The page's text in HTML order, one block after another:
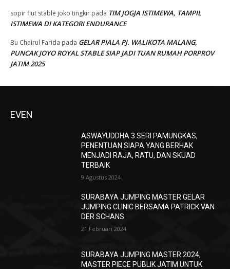
sopir flut stable joko tingkir pada TIM JOGJA ISTIMEWA, TAMPIL
ISTIMEWA DI KATEGORI ENDURANCE
Bu Chairul Farida pada GELAR PIALA PJ. WALIKOTA MALANG,
PUNCAK JOYO ROYAL STABLE SIAP JADI TUAN RUMAH PORPROV
JATIM 2025
EVEN
ASWAYUDDHA 3 SERI PAMUNGKAS,
PENENTUAN SIAPA YANG BERHAK
MENJADI RAJA, RATU, DAN SKUAD
TERBAIK
9 Agustus 2024
SURABAYA JUMPING MASTER GELAR
JUMPING CLINIC BERSAMA PATRICK VAN
DER SCHANS
21 Februari 2024
SURABAYA JUMPING MASTER 2024,
MASTER PIECE PUBLIK JATIM UNTUK